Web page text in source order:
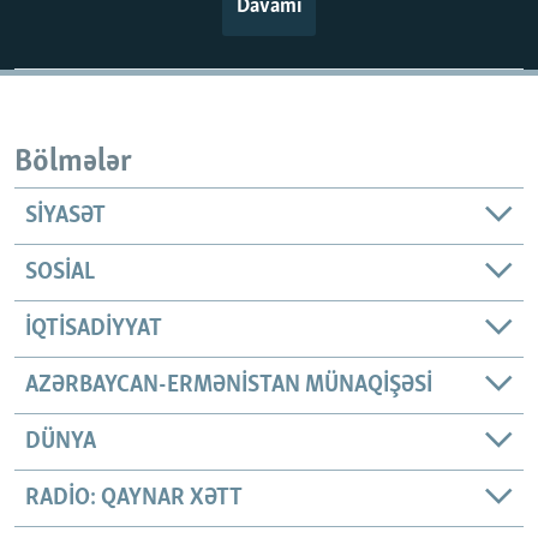
Davamı
Bölmələr
SIYASƏT
SOSIAL
İQTISADIYYAT
AZƏRBAYCAN-ERMƏNISTAN MÜNAQIŞƏSI
DÜNYA
RADIO: QAYNAR XƏTT